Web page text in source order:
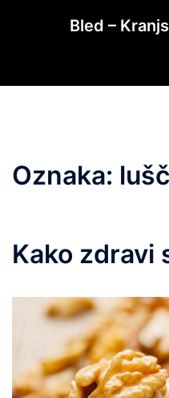
Bled –
Oznaka:
Kako zdravi